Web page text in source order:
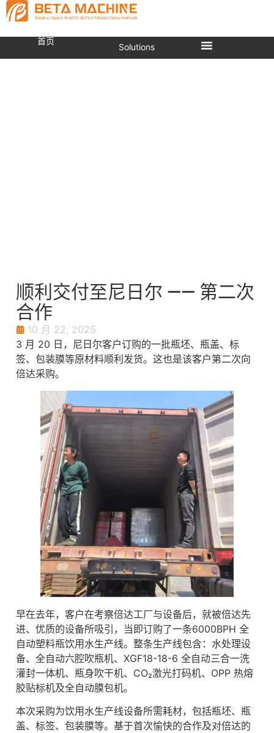
首页
Solutions
顺利交付至尼日尔 —— 第二次
合作
10 月 22, 2025
3 月 20 日，尼日尔客户订购的一批瓶坯、瓶盖、标
签、包装膜等原材料顺利发货。这也是该客户第二次向
倍达采购。
早在去年，客户在考察倍达工厂与设备后，就被倍达先
进、优质的设备所吸引，当即订购了一条6000BPH 全
自动塑料瓶饮用水生产线。整条生产线包含：水处理设
备、全自动六腔吹瓶机、XGF18-18-6 全自动三合一洗
灌封一体机、瓶身吹干机、CO₂激光打码机、OPP 热熔
胶贴标机及全自动膜包机。
本次采购为饮用水生产线设备所需耗材，包括瓶坯、瓶
盖、标签、包装膜等。基于首次愉快的合作及对倍达的